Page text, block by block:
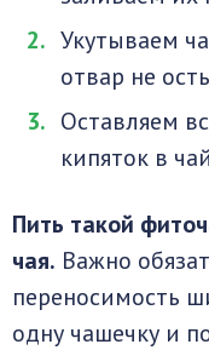
Укутываем
отвар не
Оставляем
кипяток в
Пить такой
чая. Важно
переносимость
одну чашечку и